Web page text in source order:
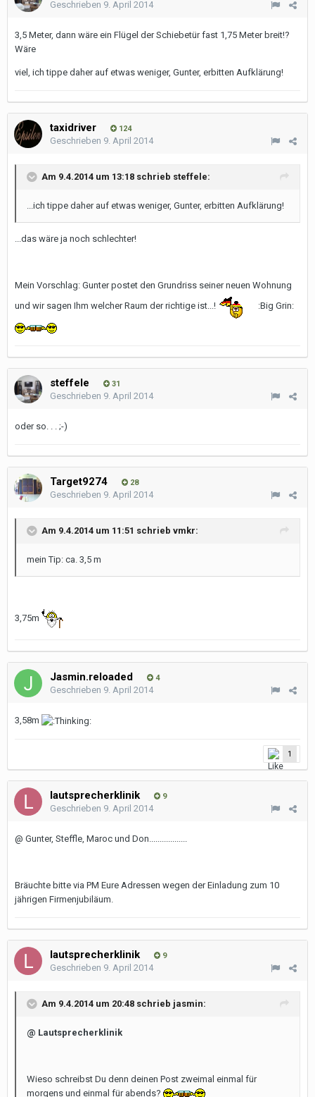
Geschrieben 9. April 2014
3,5 Meter, dann wäre ein Flügel der Schiebetür fast 1,75 Meter breit!?
Wäre
viel, ich tippe daher auf etwas weniger, Gunter, erbitten Aufklärung!
taxidriver 124
Geschrieben 9. April 2014
Am 9.4.2014 um 13:18 schrieb steffele:
...ich tippe daher auf etwas weniger, Gunter, erbitten Aufklärung!
...das wäre ja noch schlechter!
Mein Vorschlag: Gunter postet den Grundriss seiner neuen Wohnung
und wir sagen Ihm welcher Raum der richtige ist...!
:Big Grin:
steffele 31
Geschrieben 9. April 2014
oder so. . . ;-)
Target9274 28
Geschrieben 9. April 2014
Am 9.4.2014 um 11:51 schrieb vmkr:
mein Tip: ca. 3,5 m
3,75m
Jasmin.reloaded 4
Geschrieben 9. April 2014
3,58m
1
lautsprecherklinik 9
Geschrieben 9. April 2014
@ Gunter, Steffle, Maroc und Don..................
Bräuchte bitte via PM Eure Adressen wegen der Einladung zum 10
jährigen Firmenjubiläum.
lautsprecherklinik 9
Geschrieben 9. April 2014
Am 9.4.2014 um 20:48 schrieb jasmin:
@ Lautsprecherklinik
Wieso schreibst Du denn deinen Post zweimal einmal für
morgens und einmal für abends?